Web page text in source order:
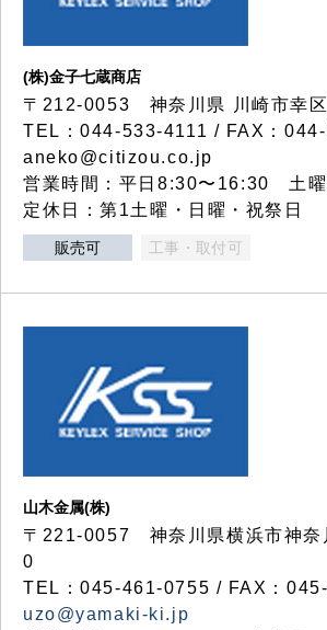
(株)金子七蔵商店
〒212-0053 神奈川県 川崎市幸
TEL：044-533-4111 / FAX：
aneko@citizou.co.jp
営業時間：平日8:30〜16:30 土
定休日：第1土曜・日曜・祝祭日
販売可 工事・取付可
山木金属(株)
〒221-0057 神奈川県横浜市神奈
0
TEL：045-461-0755 / FAX：
uzo@yamaki-ki.jp